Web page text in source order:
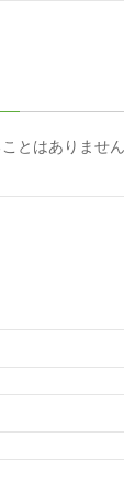
とはありません